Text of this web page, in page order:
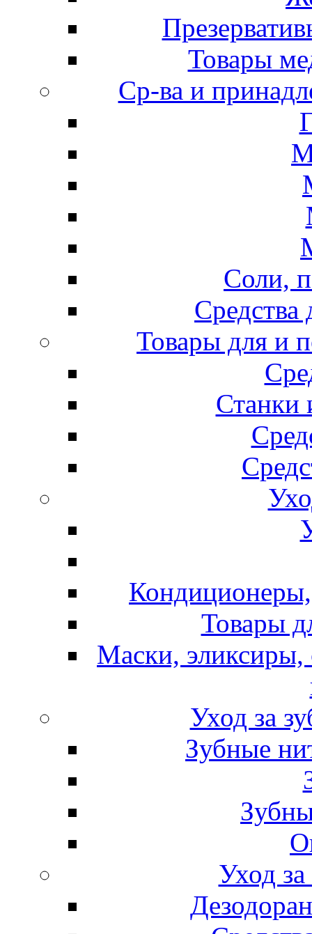
Товары
Ср-ва и
Соли,
Товары для и
Станки
Кондиционеры,
Товары
Маски, эликсиры,
Уход за
Зубные
Уход